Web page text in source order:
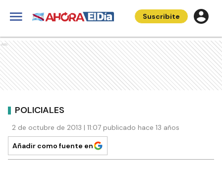
Suscribite
Ads
POLICIALES
2 de octubre de 2013 | 11:07 publicado hace 13 años
Añadir como fuente en